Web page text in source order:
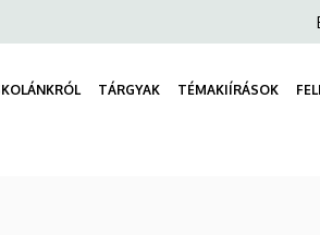
TÁRGYAK TÉMAKIÍRÁSOK